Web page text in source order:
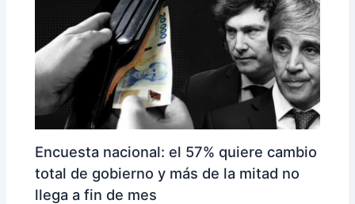
Encuesta nacional: el 57% quiere cambio
total de gobierno y más de la mitad no
llega a fin de mes